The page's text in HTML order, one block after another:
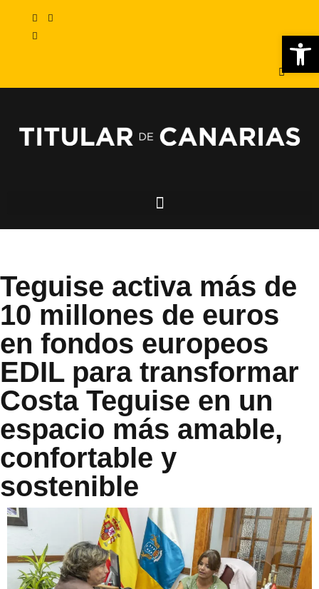
Teguise activa más de
10 millones de euros
en fondos europeos
EDIL para transformar
Costa Teguise en un
espacio más amable,
confortable y
sostenible